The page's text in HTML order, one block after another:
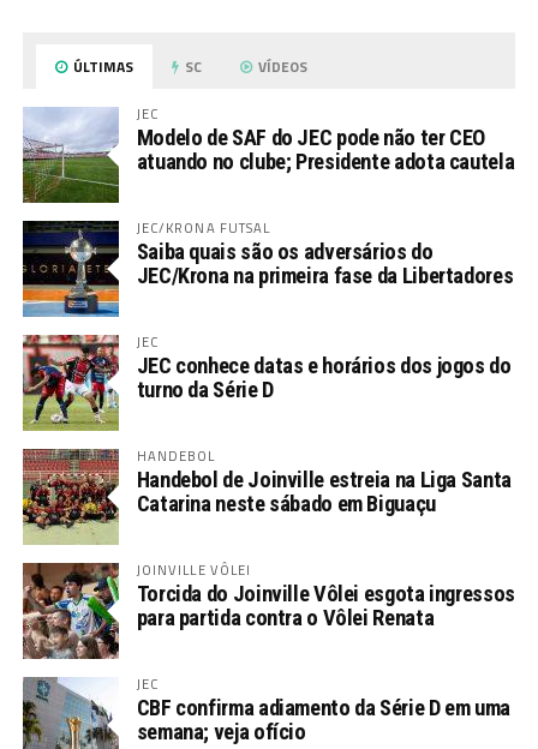
ÚLTIMAS SC VÍDEOS
JEC
Modelo de SAF do JEC pode não ter CEO
atuando no clube; Presidente adota cautela
JEC/KRONA FUTSAL
Saiba quais são os adversários do
JEC/Krona na primeira fase da Libertadores
JEC
JEC conhece datas e horários dos jogos do
turno da Série D
HANDEBOL
Handebol de Joinville estreia na Liga Santa
Catarina neste sábado em Biguaçu
JOINVILLE VÔLEI
Torcida do Joinville Vôlei esgota ingressos
para partida contra o Vôlei Renata
JEC
CBF confirma adiamento da Série D em uma
semana; veja ofício